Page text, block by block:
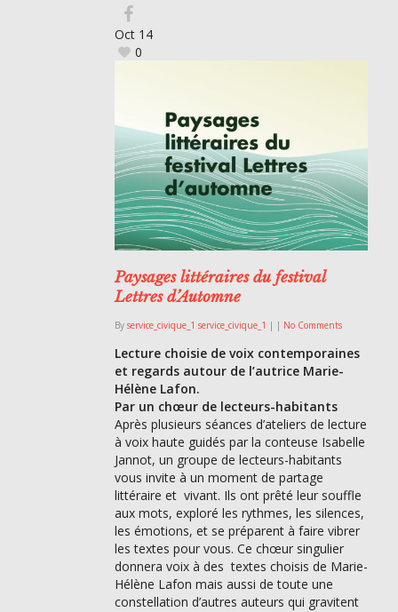
Oct 14
0
Paysages littéraires du festival
Lettres d’Automne
By service_civique_1 service_civique_1 | | No Comments
Lecture choisie de voix contemporaines
et regards autour de l’autrice Marie-
Hélène Lafon.
Par un chœur de lecteurs-habitants
Après plusieurs séances d’ateliers de lecture
à voix haute guidés par la conteuse Isabelle
Jannot, un groupe de lecteurs-habitants
vous invite à un moment de partage
littéraire et vivant. Ils ont prêté leur souffle
aux mots, exploré les rythmes, les silences,
les émotions, et se préparent à faire vibrer
les textes pour vous. Ce chœur singulier
donnera voix à des textes choisis de Marie-
Hélène Lafon mais aussi de toute une
constellation d’autres auteurs qui gravitent